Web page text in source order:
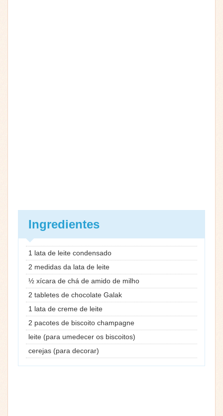
Ingredientes
1 lata de leite condensado
2 medidas da lata de leite
½ xícara de chá de amido de milho
2 tabletes de chocolate Galak
1 lata de creme de leite
2 pacotes de biscoito champagne
leite (para umedecer os biscoitos)
cerejas (para decorar)